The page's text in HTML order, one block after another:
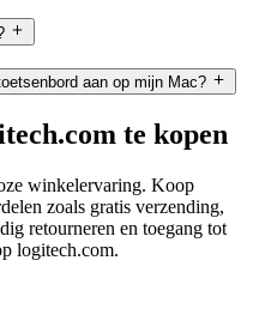
aan op mijn Mac?
te kopen
winkelervaring. Koop
zoals gratis verzending,
retourneren en toegang tot
logitech.com.